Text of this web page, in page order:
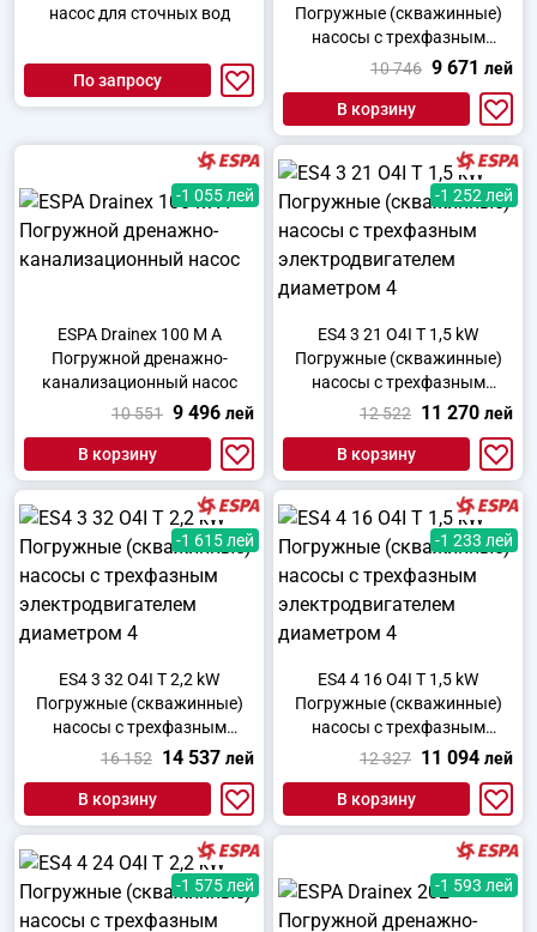
насос для сточных вод
По запросу
Погружные (скважинные)
насосы с трехфазным
электродвигателем
10 746 9 671 лей
В корзину
-1 055 лей
ESPA Drainex 100 M A
Погружной дренажно-
канализационный насос
10 551 9 496 лей
В корзину
-1 252 лей
ES4 3 21 O4I T 1,5 kW
Погружные (скважинные)
насосы с трехфазным
электродвигателем
12 522 11 270 лей
В корзину
-1 615 лей
ES4 3 32 O4I T 2,2 kW
Погружные (скважинные)
насосы с трехфазным
электродвигателем
16 152 14 537 лей
В корзину
-1 233 лей
ES4 4 16 O4I T 1,5 kW
Погружные (скважинные)
насосы с трехфазным
электродвигателем
12 327 11 094 лей
В корзину
-1 575 лей -1 593 лей